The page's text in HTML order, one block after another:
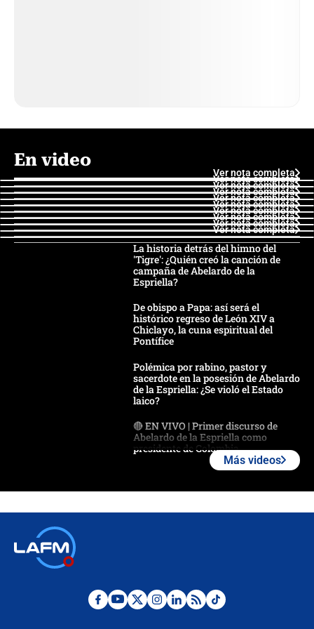
En video
Ver nota completa
Ver nota completa
Ver nota completa
Ver nota completa
Ver nota completa
Ver nota completa
Ver nota completa
Ver nota completa
Ver nota completa
Ver nota completa
La historia detrás del himno del
'Tigre': ¿Quién creó la canción de
campaña de Abelardo de la
Espriella?
De obispo a Papa: así será el
histórico regreso de León XIV a
Chiclayo, la cuna espiritual del
Pontífice
Polémica por rabino, pastor y
sacerdote en la posesión de Abelardo
de la Espriella: ¿Se violó el Estado
laico?
🔴 EN VIVO | Primer discurso de
Abelardo de la Espriella como
presidente de Colombia
Desde dermatitis hasta infecciones:
Más videos